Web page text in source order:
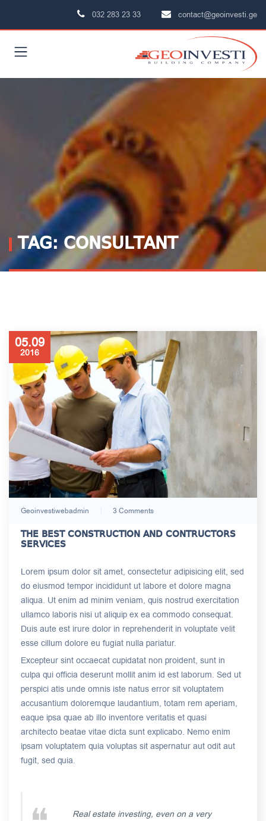
032 283 23 33 contact@geoinvesti.ge
TAG: CONSULTANT
05.09
2016
Geoinvestiwebadmin 3 Comments
THE BEST CONSTRUCTION AND CONTRUCTORS
SERVICES
Lorem ipsum dolor sit amet, consectetur adipisicing elit, sed
do eiusmod tempor incididunt ut labore et dolore magna
aliqua. Ut enim ad minim veniam, quis nostrud exercitation
ullamco laboris nisi ut aliquip ex ea commodo consequat.
Duis aute est irure dolor in reprehenderit in voluptate velit
esse cillum dolore eu fugiat nulla pariatur.
Excepteur sint occaecat cupidatat non proident, sunt in
culpa qui officia deserunt mollit anim id est laborum. Sed ut
perspici atis unde omnis iste natus error sit voluptatem
accusantium doloremque laudantium, totam rem aperiam,
eaque ipsa quae ab illo inventore veritatis et quasi
architecto beatae vitae dicta sunt explicabo. Nemo enim
ipsam voluptatem quia voluptas sit aspernatur aut odit aut
fugit, sed quia.
Real estate investing, even on a very